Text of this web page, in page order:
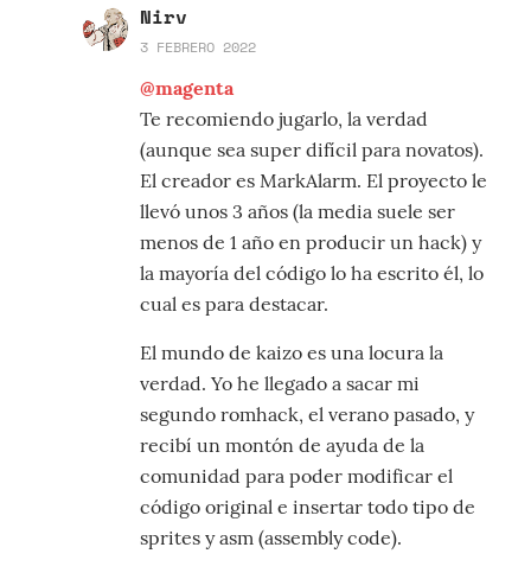
Nirv
3 FEBRERO 2022
@magenta
Te recomiendo jugarlo, la verdad
(aunque sea super difícil para novatos).
El creador es MarkAlarm. El proyecto le
llevó unos 3 años (la media suele ser
menos de 1 año en producir un hack) y
la mayoría del código lo ha escrito él, lo
cual es para destacar.
El mundo de kaizo es una locura la
verdad. Yo he llegado a sacar mi
segundo romhack, el verano pasado, y
recibí un montón de ayuda de la
comunidad para poder modificar el
código original e insertar todo tipo de
sprites y asm (assembly code).